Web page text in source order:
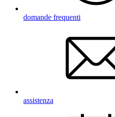
domande frequenti
assistenza